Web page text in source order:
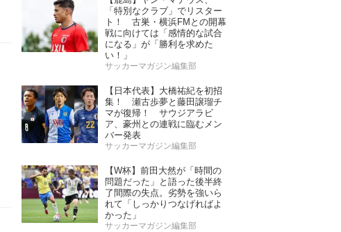
「特別なクラブ」でリスター
ト！ 古巣・横浜FMとの開幕
戦に向けては「感情的な試合
になる」が「勝利を求めた
い！」
サッカーマガジン編集部
【日本代表】大橋祐紀を初招
集！ 瀬古歩夢と藤田譲瑠チ
マが復帰！ サウジアラビ
ア、豪州との連戦に臨むメン
バー発表
サッカーマガジン編集部
【W杯】前田大然が「時間の
問題だった」と語った後半終
了間際の失点。劣勢を強いら
れて「しっかりつなげればよ
かった」
サッカーマガジン編集部